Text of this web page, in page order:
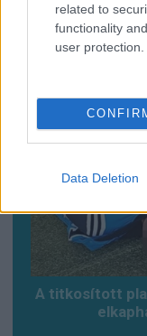
related to
functionality
user protection.
Data Deletion
Már
A titkosított